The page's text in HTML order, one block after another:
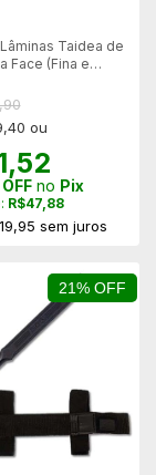
Taidea de
Face (Fina e
ou
no Pix
R$47,88
sem juros
21% OFF